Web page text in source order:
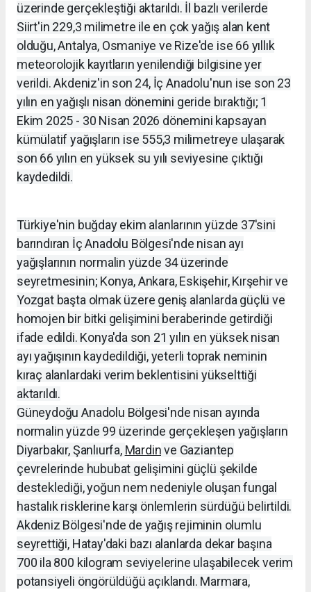
üzerinde gerçekleştiği aktarıldı. İl bazlı verilerde
Siirt'in 229,3 milimetre ile en çok yağış alan kent
olduğu, Antalya, Osmaniye ve Rize'de ise 66 yıllık
meteorolojik kayıtların yenilendiği bilgisine yer
verildi. Akdeniz'in son 24, İç Anadolu'nun ise son 23
yılın en yağışlı nisan dönemini geride bıraktığı; 1
Ekim 2025 - 30 Nisan 2026 dönemini kapsayan
kümülatif yağışların ise 555,3 milimetreye ulaşarak
son 66 yılın en yüksek su yılı seviyesine çıktığı
kaydedildi.
Türkiye'nin buğday ekim alanlarının yüzde 37'sini
barındıran İç Anadolu Bölgesi'nde nisan ayı
yağışlarının normalin yüzde 34 üzerinde
seyretmesinin; Konya, Ankara, Eskişehir, Kırşehir ve
Yozgat başta olmak üzere geniş alanlarda güçlü ve
homojen bir bitki gelişimini beraberinde getirdiği
ifade edildi. Konya'da son 21 yılın en yüksek nisan
ayı yağışının kaydedildiği, yeterli toprak neminin
kıraç alanlardaki verim beklentisini yükselttiği
aktarıldı.
Güneydoğu Anadolu Bölgesi'nde nisan ayında
normalin yüzde 99 üzerinde gerçekleşen yağışların
Diyarbakır, Şanlıurfa, Mardinve Gaziantep
çevrelerinde hububat gelişimini güçlü şekilde
desteklediği, yoğun nem nedeniyle oluşan fungal
hastalık risklerine karşı önlemlerin sürdüğü belirtildi.
Akdeniz Bölgesi'nde de yağış rejiminin olumlu
seyrettiği, Hatay'daki bazı alanlarda dekar başına
700 ila 800 kilogram seviyelerine ulaşabilecek verim
potansiyeli öngörüldüğü açıklandı. Marmara,